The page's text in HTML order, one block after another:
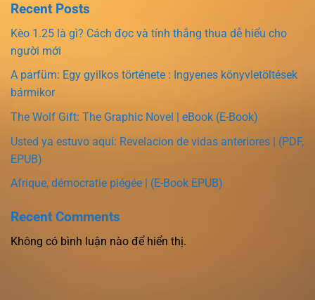
Recent Posts
Kèo 1.25 là gì? Cách đọc và tính thắng thua dễ hiểu cho
người mới
A parfüm: Egy gyilkos története : Ingyenes könyvletöltések
bármikor
The Wolf Gift: The Graphic Novel | eBook (E-Book)
Usted ya estuvo aquí: Revelacion de vidas anteriores | (PDF,
EPUB)
Afrique, démocratie piégée | (E-Book EPUB)
Recent Comments
Không có bình luận nào để hiển thị.